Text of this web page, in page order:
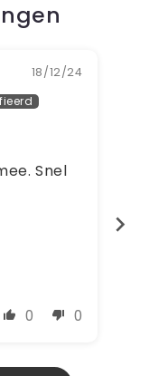
18/12/24
Snel
0 0